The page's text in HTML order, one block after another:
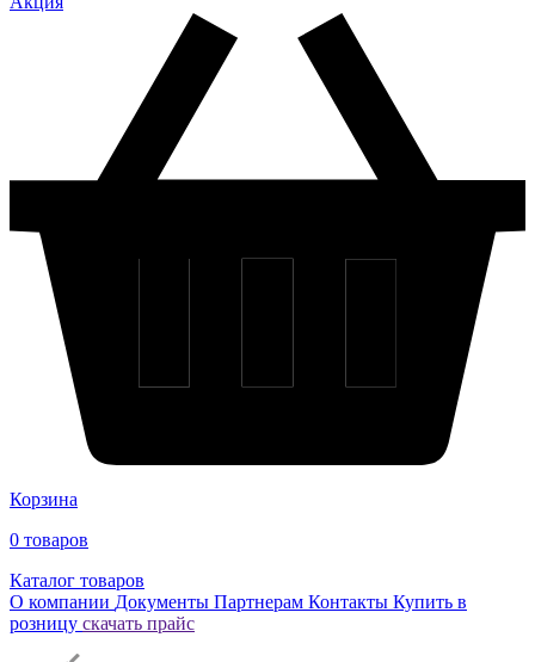
Корзина
0 товаров
Каталог товаров
О компании Документы Партнерам Контакты Купить в
розницу скачать прайс